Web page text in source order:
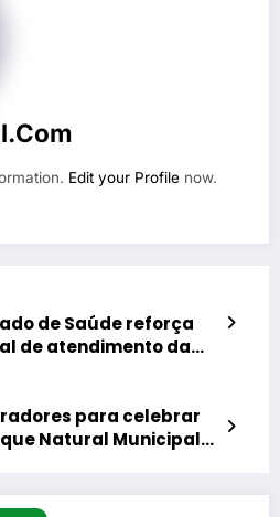
Edit your Profile now.
de Saúde reforça
de atendimento da
para celebrar
Natural Municipal